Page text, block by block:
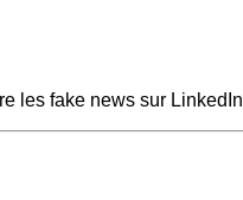
les fake news sur LinkedIn